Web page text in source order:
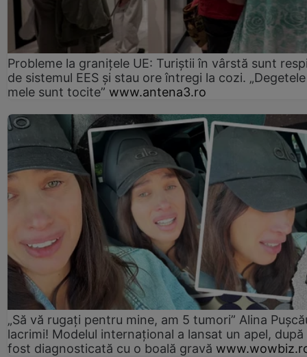
Probleme la granițele UE: Turiștii în vârstă sunt
de sistemul EES și stau ore întregi la cozi. „Degetele
mele sunt tocite” www.antena3.ro
„Să vă rugați pentru mine, am 5 tumori” Alina
lacrimi! Modelul internațional a lansat un apel, după
fost diagnosticată cu o boală gravă